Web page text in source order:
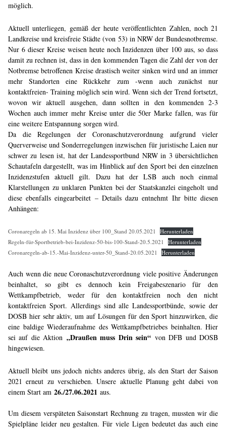
möglich.
Aktuell unterliegen, gemäß der heute veröffentlichten Zahlen, noch 21
Landkreise und kreisfreie Städte (von 53) in NRW der Bundesnotbremse.
Nur 6 dieser Kreise weisen heute noch Inzidenzen über 100 aus, so dass
damit zu rechnen ist, dass in den kommenden Tagen die Zahl der von der
Notbremse betroffenen Kreise drastisch weiter sinken wird und an immer
mehr Standorten eine Rückkehr zum -wenn auch zunächst nur
kontaktfreien- Training möglich sein wird. Wenn sich der Trend fortsetzt,
wovon wir aktuell ausgehen, dann sollten in den kommenden 2-3
Wochen auch immer mehr Kreise unter die 50er Marke fallen, was für
eine weitere Entspannung sorgen wird.
Da die Regelungen der Coronaschutzverordnung aufgrund vieler
Querverweise und Sonderregelungen inzwischen für juristische Laien nur
schwer zu lesen ist, hat der Landessportbund NRW in 3 übersichtlichen
Schautafeln dargestellt, was im Hinblick auf den Sport bei den einzelnen
Inzidenzstufen aktuell gilt. Dazu hat der LSB auch noch einmal
Klarstellungen zu unklaren Punkten bei der Staatskanzlei eingeholt und
diese ebenfalls eingearbeitet – Details dazu entnehmt Ihr bitte diesen
Anhängen:
Coronaregeln ab 15. Mai Inzidenz über 100_Stand 20.05.2021
Herunterladen
Regeln-für-Sportbetrieb-bei-Inzidenz-50-bis-100-Stand-20.5.2021
Herunterladen
Coronaregeln-ab-15.-Mai-Inzidenz-unter-50_Stand-20.05.2021
Herunterladen
Auch wenn die neue Coronaschutzverordnung viele positive Änderungen
beinhaltet, so gibt es dennoch kein Freigabeszenario für den
Wettkampfbetrieb, weder für den kontaktfreien noch den nicht
kontaktfreien Sport. Allerdings sind alle Landessportbünde, sowie der
DOSB hier sehr aktiv, um auf Lösungen für den Sport hinzuwirken, die
eine baldige Wiederaufnahme des Wettkampfbetriebes beinhalten. Hier
sei auf die Aktion „Draußen muss Drin sein“ von DFB und DOSB
hingewiesen.
Aktuell bleibt uns jedoch nichts anderes übrig, als den Start der Saison
2021 erneut zu verschieben. Unsere aktuelle Planung geht dabei von
einem Start am 26./27.06.2021 aus.
Um diesem verspäteten Saisonstart Rechnung zu tragen, mussten wir die
Spielpläne leider neu gestalten. Für viele Ligen bedeutet das auch eine